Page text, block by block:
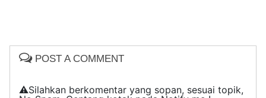
POST A COMMENT
⚠️Silahkan berkomentar yang sopan, sesuai topik,